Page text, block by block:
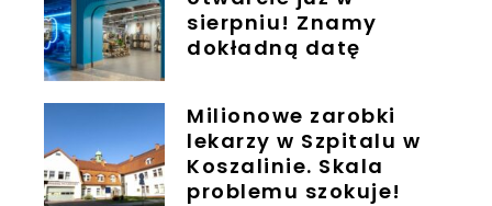
sierpniu! Znamy
dokładną datę
Milionowe zarobki
lekarzy w Szpitalu w
Koszalinie. Skala
problemu szokuje!